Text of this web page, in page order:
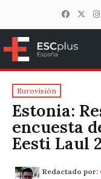
ESCplus
Eurovisión
Estonia:
encuesta
Eesti Laul
Redactado por: